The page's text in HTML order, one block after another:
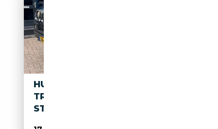
HUMMER H2 6.0 V8-
TREKHAAK- BOSE-
STOELVERWARMING